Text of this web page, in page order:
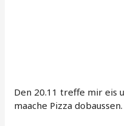
Den 20.11 treffe mir eis
maache Pizza